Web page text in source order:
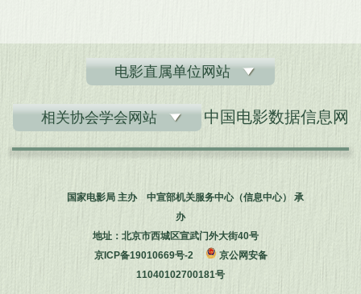
电影直属单位网站
相关协会学会网站 中国电影数据信息网
国家电影局 主办 中宣部机关服务中心（信息中心） 承
办
地址：北京市西城区宣武门外大街40号
京ICP备19010669号-2
京公网安备
11040102700181号